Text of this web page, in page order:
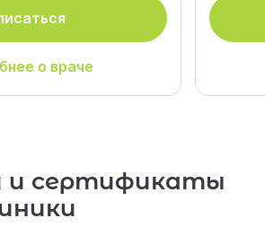
о враче
и сертификаты